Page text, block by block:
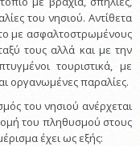
του νησιού. Αντίθετα
με ασφαλτοστρωμένους
τους αλλά και με την
τουριστικά, με
οργανωμένες παραλίες.
του νησιού ανέρχεται
του πληθυσμού στους
έχει ως εξής: